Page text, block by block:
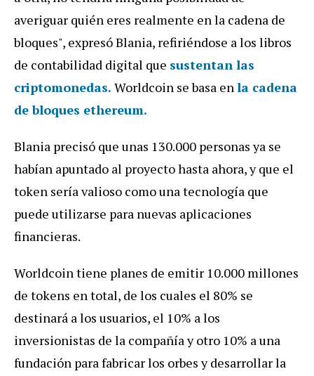
averiguar quién eres realmente en la cadena de
bloques", expresó Blania, refiriéndose a los libros
de contabilidad digital que sustentan las
criptomonedas. Worldcoin se basa enla cadena
de bloques ethereum.
Blania precisó que unas 130.000 personas ya se
habían apuntado al proyecto hasta ahora, y que el
token sería valioso como una tecnología que
puede utilizarse para nuevas aplicaciones
financieras.
Worldcoin tiene planes de emitir 10.000 millones
de tokens en total, de los cuales el 80% se
destinará a los usuarios, el 10% a los
inversionistas de la compañía y otro 10% a una
fundación para fabricar los orbes y desarrollar la